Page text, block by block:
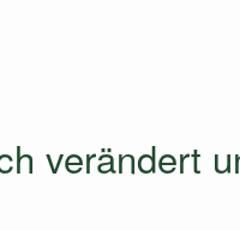
verändert